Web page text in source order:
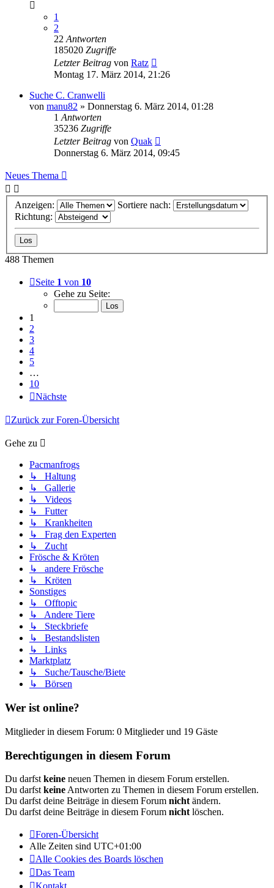
1
2
22 Antworten
185020 Zugriffe
Letzter Beitrag von Ratz
Montag 17. März 2014, 21:26
Suche C. Cranwelli
von manu82 » Donnerstag 6. März 2014, 01:28
1 Antworten
35236 Zugriffe
Letzter Beitrag von Quak
Donnerstag 6. März 2014, 09:45
Neues Thema
Anzeigen:
Sortiere nach:
Richtung:
488 Themen
Seite 1 von 10
Gehe zu Seite:
1
2
3
4
5
…
10
Nächste
Zurück zur Foren-Übersicht
Gehe zu
Pacmanfrogs
↳ Haltung
↳ Gallerie
↳ Videos
↳ Futter
↳ Krankheiten
↳ Frag den Experten
↳ Zucht
Frösche & Kröten
↳ andere Frösche
↳ Kröten
Sonstiges
↳ Offtopic
↳ Andere Tiere
↳ Steckbriefe
↳ Bestandslisten
↳ Links
Marktplatz
↳ Suche/Tausche/Biete
↳ Börsen
Wer ist online?
Mitglieder in diesem Forum: 0 Mitglieder und 19 Gäste
Berechtigungen in diesem Forum
Du darfst keine neuen Themen in diesem Forum erstellen.
Du darfst keine Antworten zu Themen in diesem Forum erstellen.
Du darfst deine Beiträge in diesem Forum nicht ändern.
Du darfst deine Beiträge in diesem Forum nicht löschen.
Foren-Übersicht
Alle Zeiten sind UTC+01:00
Alle Cookies des Boards löschen
Das Team